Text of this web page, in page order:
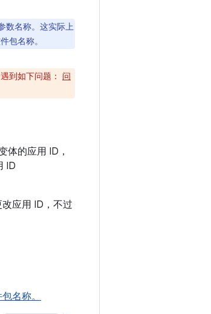
数名称。这实际上
包名称。
到如下问题： 问
体的应用 ID，
ID
应用 ID，不过
名称。